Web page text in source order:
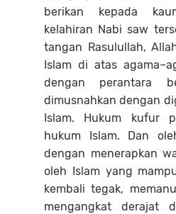
berikan kepada
kelahiran Nabi saw
tangan Rasulullah,
Islam di atas
dengan perantara
dimusnahkan dengan
Islam. Hukum kufur
hukum Islam. Dan
dengan menerapkan
oleh Islam yang
kembali tegak,
mengangkat derajat